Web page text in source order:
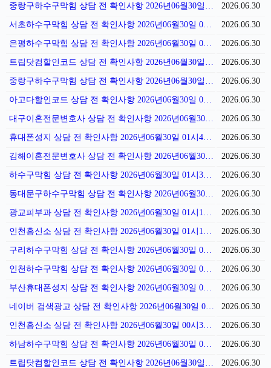
중랑구하수구막힘 상담 전 확인사항 2026년06월30일 02시36분 2026.06.30
서초하수구막힘 상담 전 확인사항 2026년06월30일 02시29분 2026.06.30
은평하수구막힘 상담 전 확인사항 2026년06월30일 02시21분 2026.06.30
트립닷컴할인코드 상담 전 확인사항 2026년06월30일 02시14분 2026.06.30
중랑구하수구막힘 상담 전 확인사항 2026년06월30일 02시07분 2026.06.30
아고다할인코드 상담 전 확인사항 2026년06월30일 02시01분 2026.06.30
대구이혼전문변호사 상담 전 확인사항 2026년06월30일 01시55분 2026.06.30
휴대폰성지 상담 전 확인사항 2026년06월30일 01시46분 2026.06.30
김해이혼전문변호사 상담 전 확인사항 2026년06월30일 01시40분 2026.06.30
하수구막힘 상담 전 확인사항 2026년06월30일 01시32분 2026.06.30
동대문구하수구막힘 상담 전 확인사항 2026년06월30일 01시25분 2026.06.30
광교피부과 상담 전 확인사항 2026년06월30일 01시18분 2026.06.30
인천흥신소 상담 전 확인사항 2026년06월30일 01시11분 2026.06.30
구리하수구막힘 상담 전 확인사항 2026년06월30일 01시11분 2026.06.30
인천하수구막힘 상담 전 확인사항 2026년06월30일 01시00분 2026.06.30
부산휴대폰성지 상담 전 확인사항 2026년06월30일 00시53분 2026.06.30
네이버 검색광고 상담 전 확인사항 2026년06월30일 00시38분 2026.06.30
인천흥신소 상담 전 확인사항 2026년06월30일 00시35분 2026.06.30
하남하수구막힘 상담 전 확인사항 2026년06월30일 00시27분 2026.06.30
트립닷컴할인코드 상담 전 확인사항 2026년06월30일 00시16분 2026.06.30